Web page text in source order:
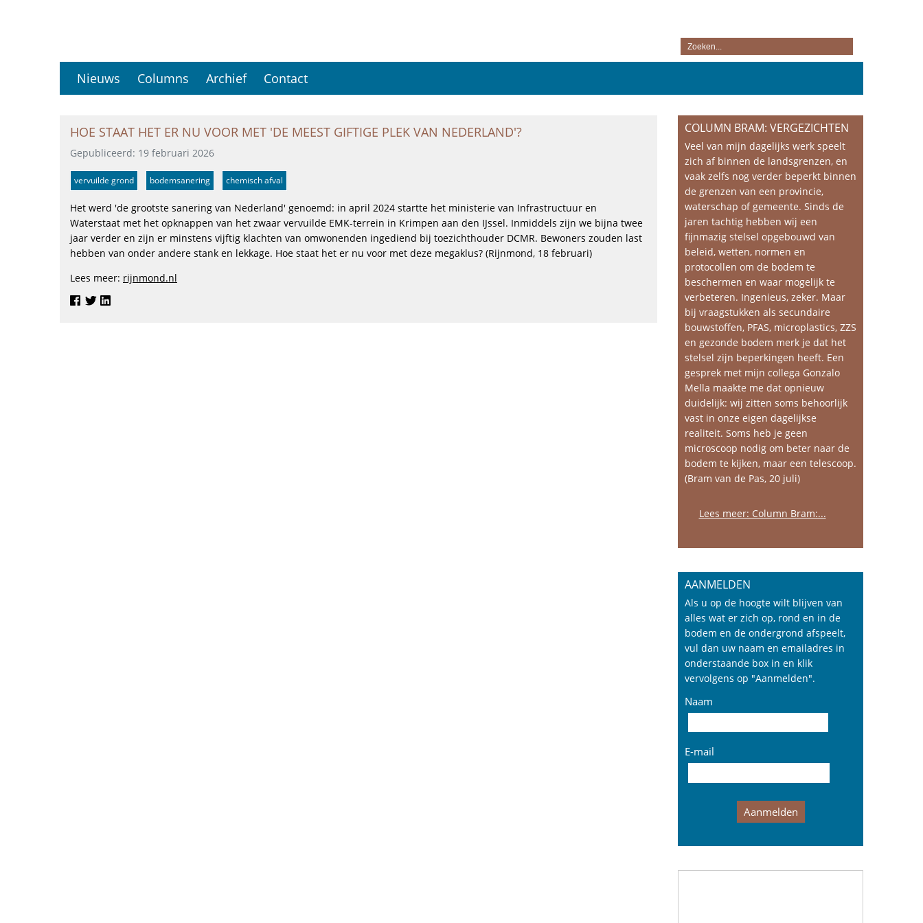
Nieuws Columns Archief Contact
HOE STAAT HET ER NU VOOR MET 'DE MEEST GIFTIGE PLEK VAN NEDERLAND'?
Gepubliceerd: 19 februari 2026
vervuilde grond bodemsanering chemisch afval
Het werd 'de grootste sanering van Nederland' genoemd: in april 2024 startte het ministerie van Infrastructuur en
Waterstaat met het opknappen van het zwaar vervuilde EMK-terrein in Krimpen aan den IJssel. Inmiddels zijn we bijna twee
jaar verder en zijn er minstens vijftig klachten van omwonenden ingediend bij toezichthouder DCMR. Bewoners zouden last
hebben van onder andere stank en lekkage. Hoe staat het er nu voor met deze megaklus? (Rijnmond, 18 februari)
Lees meer: rijnmond.nl
COLUMN BRAM: VERGEZICHTEN
Veel van mijn dagelijks werk speelt
zich af binnen de landsgrenzen, en
vaak zelfs nog verder beperkt binnen
de grenzen van een provincie,
waterschap of gemeente. Sinds de
jaren tachtig hebben wij een
fijnmazig stelsel opgebouwd van
beleid, wetten, normen en
protocollen om de bodem te
beschermen en waar mogelijk te
verbeteren. Ingenieus, zeker. Maar
bij vraagstukken als secundaire
bouwstoffen, PFAS, microplastics, ZZS
en gezonde bodem merk je dat het
stelsel zijn beperkingen heeft. Een
gesprek met mijn collega Gonzalo
Mella maakte me dat opnieuw
duidelijk: wij zitten soms behoorlijk
vast in onze eigen dagelijkse
realiteit. Soms heb je geen
microscoop nodig om beter naar de
bodem te kijken, maar een telescoop.
(Bram van de Pas, 20 juli)
Lees meer: Column Bram:...
AANMELDEN
Als u op de hoogte wilt blijven van
alles wat er zich op, rond en in de
bodem en de ondergrond afspeelt,
vul dan uw naam en emailadres in
onderstaande box in en klik
vervolgens op "Aanmelden".
Naam
E-mail
Aanmelden